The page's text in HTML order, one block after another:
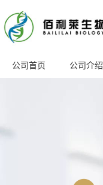
公司首页 公司介绍